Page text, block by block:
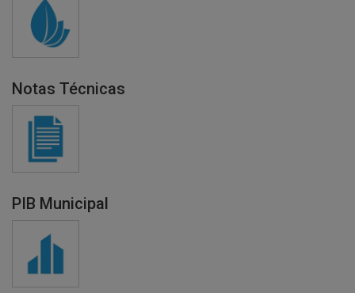
Notas Técnicas
PIB Municipal